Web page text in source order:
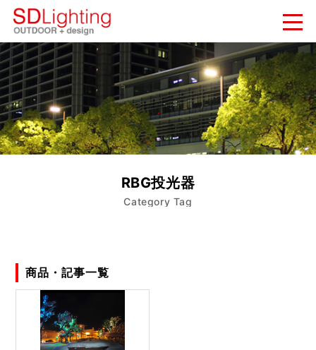
新着情報
NEWS
納入実績
WORKS
会社概要
COMPANY
RBG投光器
Category Tag
商品・記事一覧